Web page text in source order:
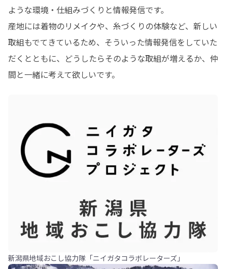
ような環境・仕組みづくりと情報発信です。
産地には着物のリメイクや、糸づくりの体験など、新しい
取組もでてきているため、そういった情報発信をしていた
だくとともに、どうしたらそのような取組が増えるか、仲
間と一緒に考えて欲しいです。
新潟県地域おこし協力隊「ニイガタコラボレーターズ」